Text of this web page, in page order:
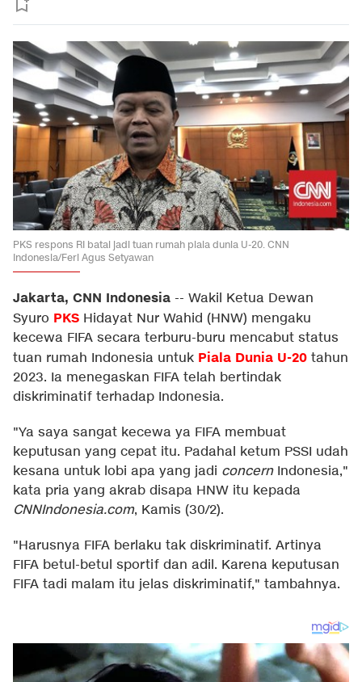
PKS respons RI batal jadi tuan rumah piala dunia U-20. CNN
Indonesia/Feri Agus Setyawan
Jakarta, CNN Indonesia -- Wakil Ketua Dewan
Syuro PKS Hidayat Nur Wahid (HNW) mengaku
kecewa FIFA secara terburu-buru mencabut status
tuan rumah Indonesia untuk Piala Dunia U-20 tahun
2023. Ia menegaskan FIFA telah bertindak
diskriminatif terhadap Indonesia.
"Ya saya sangat kecewa ya FIFA membuat
keputusan yang cepat itu. Padahal ketum PSSI udah
kesana untuk lobi apa yang jadi concernIndonesia,"
kata pria yang akrab disapa HNW itu kepada
CNNIndonesia.com, Kamis (30/2).
"Harusnya FIFA berlaku tak diskriminatif. Artinya
FIFA betul-betul sportif dan adil. Karena keputusan
FIFA tadi malam itu jelas diskriminatif," tambahnya.